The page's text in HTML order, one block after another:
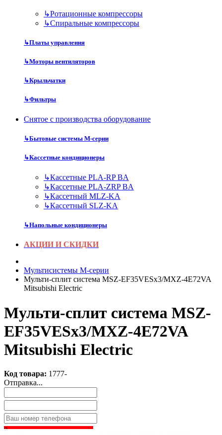
↳Ротационные компрессоры
↳Спиральные компрессоры
↳Платы управления
↳Моторы вентиляторов
↳Крыльчатки
↳Фильтры
Снятое с производства оборудование
↳Бытовые системы M-серии
↳Кассетные кондиционеры
↳Кассетные PLA-RP BA
↳Кассетные PLA-ZRP BA
↳Кассетный MLZ-KA
↳Кассетный SLZ-KA
↳Напольные кондиционеры
АКЦИИ И СКИДКИ
Мультисистемы M-серии
Мульти-сплит система MSZ-EF35VESx3/MXZ-4E72VA
Mitsubishi Electric
Мульти-сплит система MSZ-
EF35VESx3/MXZ-4E72VA
Mitsubishi Electric
Код товара: 1777-
Отправка...
Заказать звонок